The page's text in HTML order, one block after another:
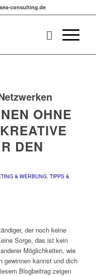
consulting.de
OHNE
DEN
& WERBUNG, TIPPS &
der noch keine
Sorge, das ist kein
Möglichkeiten, wie
gewinnen kannst und dich
Blogbeitrag zeigen